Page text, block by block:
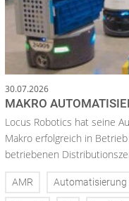
30.07.2026
MAKRO
Locus Robotics hat seine
Makro erfolgreich in
betriebenen
AMR Automatisierung